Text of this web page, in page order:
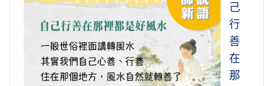
己
行
善
在
那